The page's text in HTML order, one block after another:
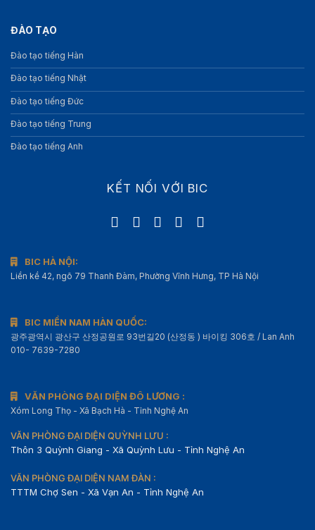
ĐÀO TẠO
Đào tạo tiếng Hàn
Đào tạo tiếng Nhật
Đào tạo tiếng Đức
Đào tạo tiếng Trung
Đào tạo tiếng Anh
KẾT NỐI VỚI BIC
BIC HÀ NỘI:
Liền kề 42, ngõ 79 Thanh Đàm, Phường Vĩnh Hưng, TP Hà Nội
BIC MIỀN NAM HÀN QUỐC:
광주광역시 광산구 산정공원로 93번길20 (산정동 ) 바이킹 306호 / Lan Anh
010- 7639-7280
VĂN PHÒNG ĐẠI DIỆN ĐÔ LƯƠNG :
Xóm Long Thọ - Xã Bạch Hà - Tỉnh Nghệ An
VĂN PHÒNG ĐẠI DIỆN QUỲNH LƯU :
Thôn 3 Quỳnh Giang - Xã Quỳnh Lưu - Tỉnh Nghệ An
VĂN PHÒNG ĐẠI DIỆN NAM ĐÀN :
TTTM Chợ Sen - Xã Vạn An - Tỉnh Nghệ An